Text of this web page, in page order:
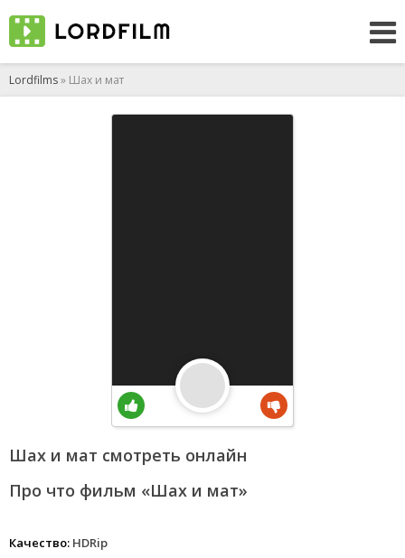
Lordfilms» Шах и мат
Шах и мат смотреть онлайн
Про что фильм «Шах и мат»
Качество: HDRip